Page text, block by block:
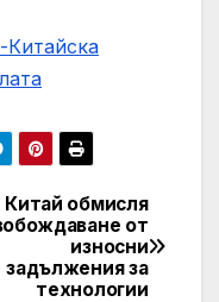
Китайска
Китай обмисля
от
износни
задължения за
технологии